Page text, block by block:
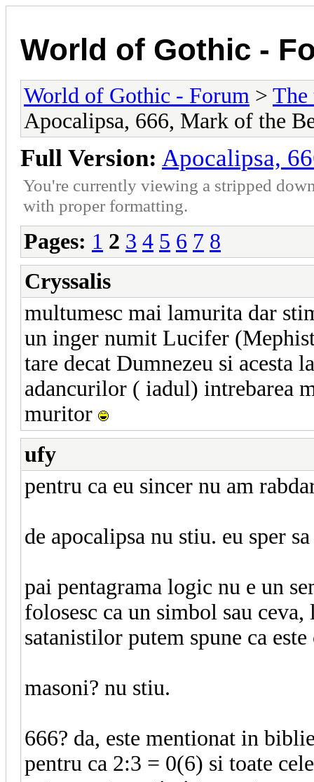
World of Gothic -
World of Gothic - Forum > The
Apocalipsa, 666, Mark of the
Full Version: Apocalipsa,
You're currently viewing a stripped
with proper formatting.
Pages: 1 2 3 4 5 6 7 8
Cryssalis
multumesc mai lamurita dar
un inger numit Lucifer
tare decat Dumnezeu si acesta
adancurilor ( iadul) intrebarea
muritor
ufy
pentru ca eu sincer nu am
de apocalipsa nu stiu. eu sper
pai pentagrama logic nu e un
folosesc ca un simbol sau
satanistilor putem spune ca
masoni? nu stiu.
666? da, este mentionat in
pentru ca 2:3 = 0(6) si toate